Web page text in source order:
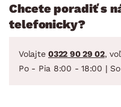
Chcete poradiť s
telefonicky?
Volajte 0322 90 29 02,
Po - Pia 8:00 - 18:00 |